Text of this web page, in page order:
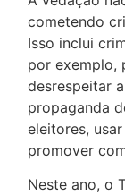
cometendo
Isso inclui
por exemplo,
desrespeitar
propaganda
eleitores,
promover
Neste ano, o